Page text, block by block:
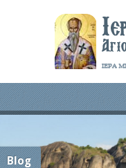
Blog